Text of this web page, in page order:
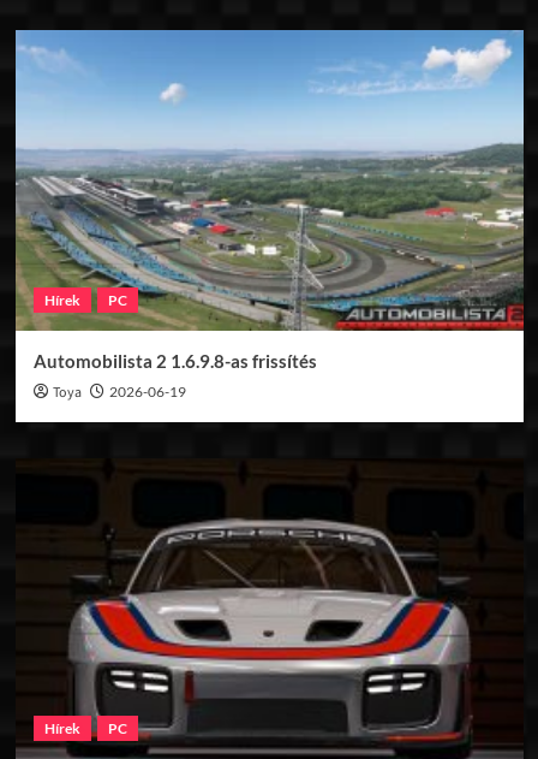
Hírek PC
Automobilista 2 1.6.9.8-as frissítés
Toya 2026-06-19
Hírek PC